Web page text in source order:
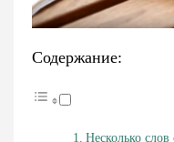
Содержание:
Несколько